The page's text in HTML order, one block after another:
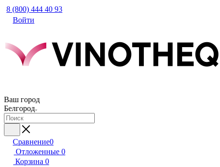
8 (800) 444 40 93
Войти
Ваш город
Белгород
Сравнение0
Отложенные 0
Корзина 0